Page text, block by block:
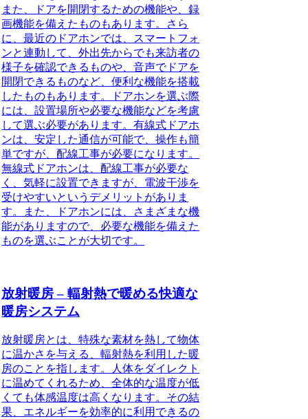
また、ドアを開閉するための機能や、録
画機能を備えたものもあります。さら
に、最近のドアホンでは、スマートフォ
ンと連動して、外出先からでも来訪者の
様子を確認できるものや、音声でドアを
開閉できるものなど、便利な機能を搭載
したものもあります。ドアホンを選ぶ際
には、設置場所や必要な機能などを考慮
して選ぶ必要があります。有線式ドアホ
ンは、安定した通信が可能で、操作も簡
単ですが、配線工事が必要になります。
無線式ドアホンは、配線工事が必要な
く、気軽に設置できますが、電波干渉を
受けやすいというデメリットがありま
す。また、ドアホンには、さまざまな機
能がありますので、必要な機能を備えた
ものを選ぶことが大切です。
放射暖房 – 輻射熱で暖める快適な
暖房システム
放射暖房とは、特殊な素材を熱して物体
に温かさを与える、輻射熱を利用した暖
房のことを指します。人体をダイレクト
に温めてくれるため、全体的な温度が低
くても体感温度は高くなります。その結
果、エネルギーを効率的に利用できるの